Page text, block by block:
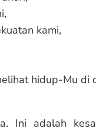
kami,
hidup-Mu di
Ini adalah